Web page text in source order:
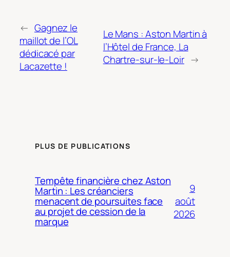
← Gagnez le
maillot de l’OL
dédicacé par
Lacazette !
Le Mans : Aston Martin à
l’Hôtel de France, La
Chartre-sur-le-Loir →
PLUS DE PUBLICATIONS
Tempête financière chez Aston
Martin : Les créanciers
menacent de poursuites face
au projet de cession de la
marque
9
août
2026